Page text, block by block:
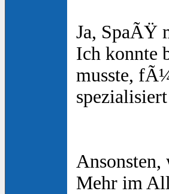
Ja, SpaÃŸ
Ich konnte
musste,
Mehr im